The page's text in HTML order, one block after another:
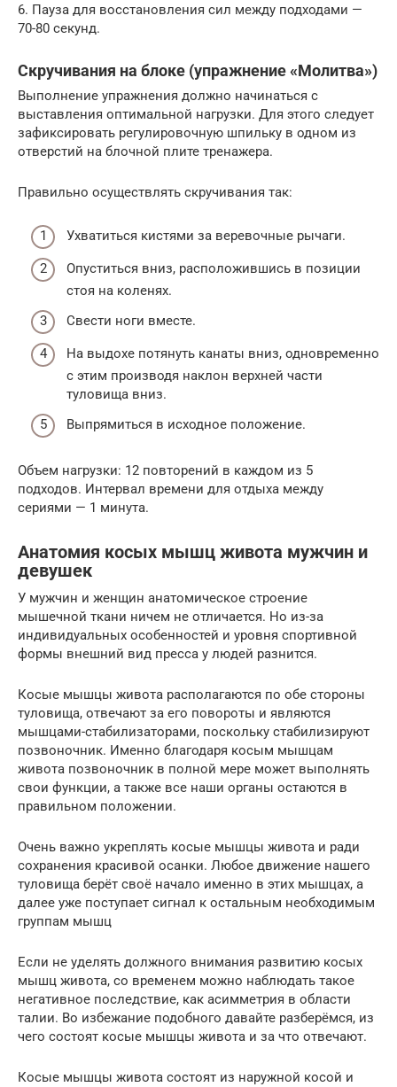
6. Пауза для восстановления сил между подходами —
70-80 секунд.
Скручивания на блоке (упражнение «Молитва»)
Выполнение упражнения должно начинаться с
выставления оптимальной нагрузки. Для этого следует
зафиксировать регулировочную шпильку в одном из
отверстий на блочной плите тренажера.
Правильно осуществлять скручивания так:
Ухватиться кистями за веревочные рычаги.
Опуститься вниз, расположившись в позиции
стоя на коленях.
Свести ноги вместе.
На выдохе потянуть канаты вниз, одновременно
с этим производя наклон верхней части
туловища вниз.
Выпрямиться в исходное положение.
Объем нагрузки: 12 повторений в каждом из 5
подходов. Интервал времени для отдыха между
сериями — 1 минута.
Анатомия косых мышц живота мужчин и
девушек
У мужчин и женщин анатомическое строение
мышечной ткани ничем не отличается. Но из-за
индивидуальных особенностей и уровня спортивной
формы внешний вид пресса у людей разнится.
Косые мышцы живота располагаются по обе стороны
туловища, отвечают за его повороты и являются
мышцами-стабилизаторами, поскольку стабилизируют
позвоночник. Именно благодаря косым мышцам
живота позвоночник в полной мере может выполнять
свои функции, а также все наши органы остаются в
правильном положении.
Очень важно укреплять косые мышцы живота и ради
сохранения красивой осанки. Любое движение нашего
туловища берёт своё начало именно в этих мышцах, а
далее уже поступает сигнал к остальным необходимым
группам мышц
Если не уделять должного внимания развитию косых
мышц живота, со временем можно наблюдать такое
негативное последствие, как асимметрия в области
талии. Во избежание подобного давайте разберёмся, из
чего состоят косые мышцы живота и за что отвечают.
Косые мышцы живота состоят из наружной косой и